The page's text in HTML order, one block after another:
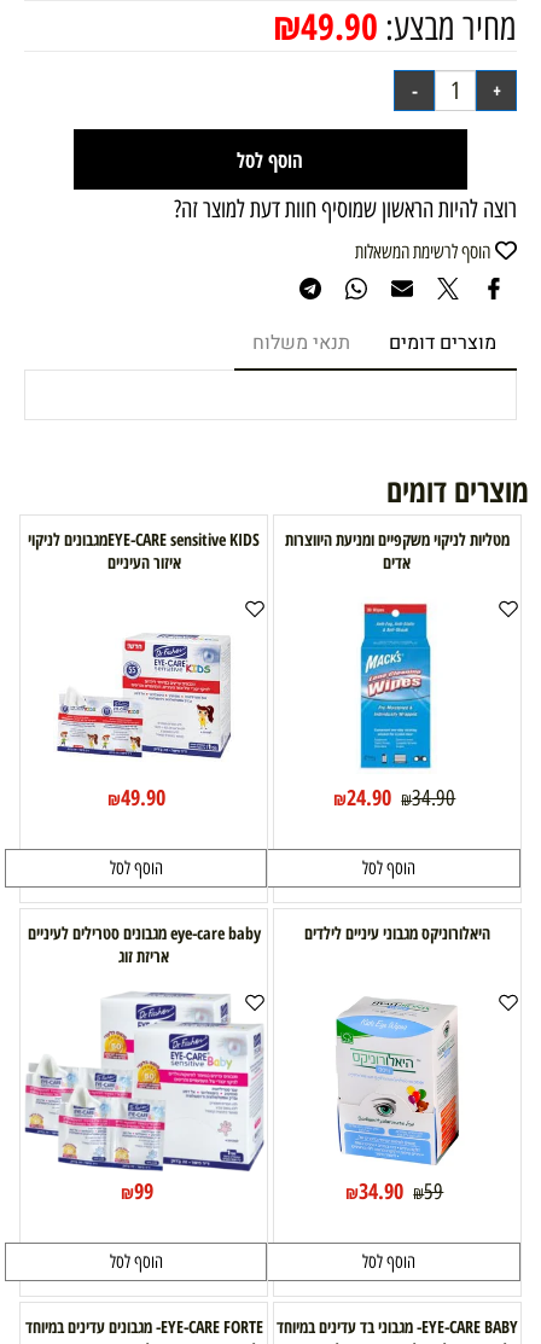
מחיר מבצע: ₪49.90
הוסף לסל
רוצה להיות הראשון שמוסיף חוות דעת למוצר זה?
הוסף לרשימת המשאלות
מוצרים דומים תנאי משלוח
מוצרים דומים
מטליות לניקוי משקפיים ומניעת היווצרות
אדים
₪34.90
₪24.90
הוסף לסל
EYE-CARE sensitive KIDSמגבונים לניקוי
איזור העיניים
₪49.90
הוסף לסל
היאלורוניקס מגבוני עיניים לילדים
₪59
₪34.90
הוסף לסל
eye-care baby מגבונים סטרילים לעיניים
אריזת זוג
₪99
הוסף לסל
EYE-CARE BABY- מגבוני בד עדינים במיוחד
EYE-CARE FORTE- מגבונים עדינים במיוחד